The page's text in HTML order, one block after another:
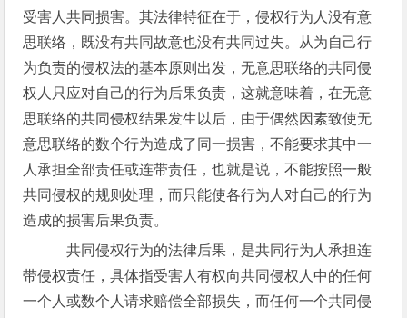
受害人共同损害。其法律特征在于，侵权行为人没有意
思联络，既没有共同故意也没有共同过失。从为自己行
为负责的侵权法的基本原则出发，无意思联络的共同侵
权人只应对自己的行为后果负责，这就意味着，在无意
思联络的共同侵权结果发生以后，由于偶然因素致使无
意思联络的数个行为造成了同一损害，不能要求其中一
人承担全部责任或连带责任，也就是说，不能按照一般
共同侵权的规则处理，而只能使各行为人对自己的行为
造成的损害后果负责。
共同侵权行为的法律后果，是共同行为人承担连
带侵权责任，具体指受害人有权向共同侵权人中的任何
一个人或数个人请求赔偿全部损失，而任何一个共同侵